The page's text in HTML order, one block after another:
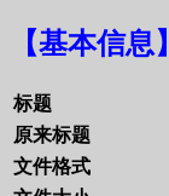
【基本信息】
标题
原来标题
文件格式